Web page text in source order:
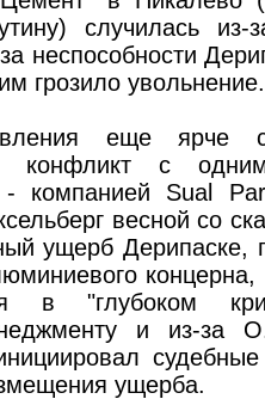
случилась из-
неспособности
грозило увольнение.
еще ярче
конфликт с
компанией Sual
весной со
ущерб Дерипаске,
концерна,
в "глубоком
и из-за
ущерба.